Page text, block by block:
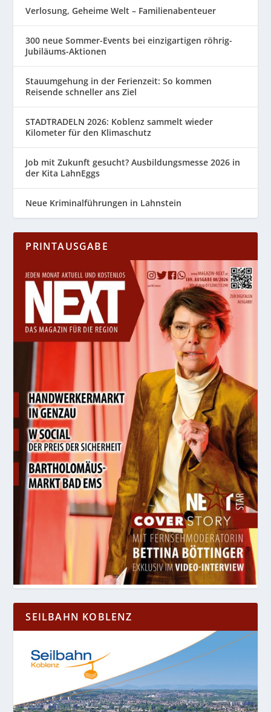
Verlosung, Geheime Welt – Familienabenteuer
300 neue Sommer-Events bei einzigartigen röhrig-
Jubiläums-Aktionen
Stauumgehung in der Ferienzeit: So kommen
Reisende schneller ans Ziel
STADTRADELN 2026: Koblenz sammelt wieder
Kilometer für den Klimaschutz
Job mit Zukunft gesucht? Ausbildungsmesse 2026 in
der Kita LahnEggs
Neue Kriminalführungen in Lahnstein
PRINTAUSGABE
SEILBAHN KOBLENZ